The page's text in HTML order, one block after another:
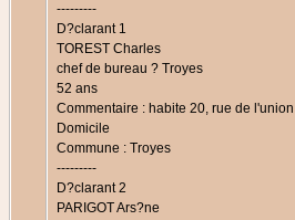
---------
D?clarant 1
TOREST Charles
chef de bureau ? Troyes
52 ans
Commentaire : habite 20, rue de
Domicile
Commune : Troyes
---------
D?clarant 2
PARIGOT Ars?ne